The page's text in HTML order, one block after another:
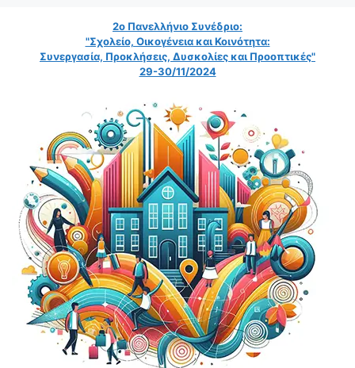
2ο Πανελλήνιο Συνέδριο:
"Σχολείο, Οικογένεια και Κοινότητα:
Συνεργασία, Προκλήσεις, Δυσκολίες και Προοπτικές"
29-30/11/2024